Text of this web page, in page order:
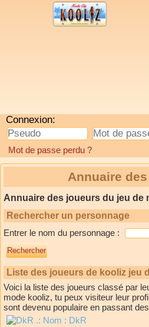
Connexion:
Mot de passe perdu ?
Annuaire
Annuaire des joueurs du jeu de
Rechercher un personnage
Entrer le nom du personnage :
Liste des joueurs de kooliz jeu
Voici la liste des joueurs classé par
mode kooliz, tu peux visiteur leur
sont devenu populaire en passant
.: Nom : DkR